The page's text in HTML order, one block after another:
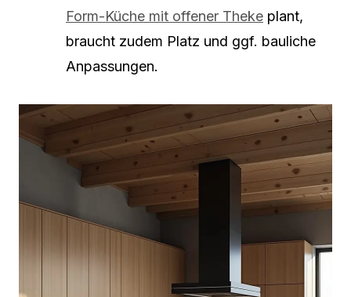
Form-Küche mit offener Theke plant,
braucht zudem Platz und ggf. bauliche
Anpassungen.